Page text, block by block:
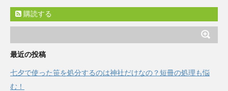
購読する
最近の投稿
七夕で使った笹を処分するのは神社だけなの？短冊の処理も悩
む！